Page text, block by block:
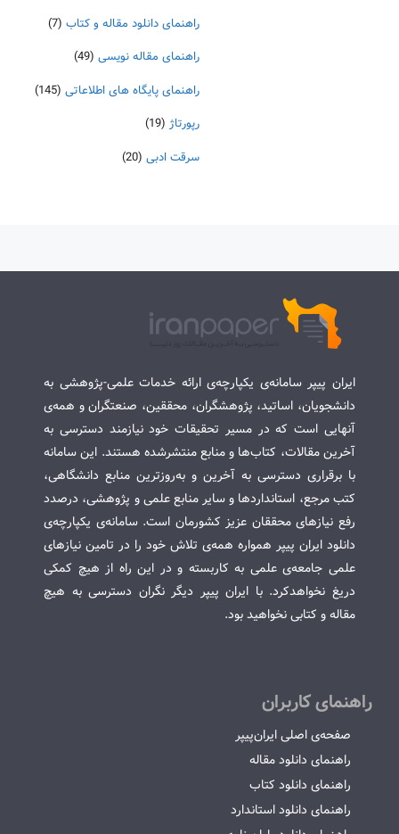
راهنمای دانلود مقاله و کتاب (7)
راهنمای مقاله نویسی (49)
راهنمای پایگاه های اطلاعاتی (145)
رپورتاژ (19)
سرقت ادبی (20)
ایران پیپر سامانه‌ی یکپارچه‌ی ارائه خدمات علمی-پژوهشی به
دانشجویان، اساتید، پژوهشگران، محققین، صنعتگران و همه‌ی
آنهایی است که در مسیر تحقیقات خود نیازمند دسترسی به
آخرین مقالات، کتاب‌ها و منابع منتشرشده هستند. این سامانه
با برقراری دسترسی به آخرین و به‌روزترین منابع دانشگاهی،
کتب مرجع، استانداردها و سایر منابع علمی و پژوهشی، درصدد
رفع نیازهای محققان عزیز کشورمان است. سامانه‌ی یکپارچه‌ی
دانلود ایران پیپر همواره همه‌ی تلاش خود را در تامین نیازهای
علمی جامعه‌ی علمی به کاربسته و در این راه از هیچ کمکی
دریغ نخواهدکرد. با ایران پیپر دیگر نگران دسترسی به هیچ
مقاله و کتابی نخواهید بود.
راهنمای کاربران
صفحه‌ی اصلی ایران‌پیپر
راهنمای دانلود مقاله
راهنمای دانلود کتاب
راهنمای دانلود استاندارد